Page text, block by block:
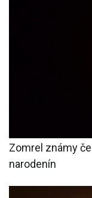
Zomrel známy
narodenín